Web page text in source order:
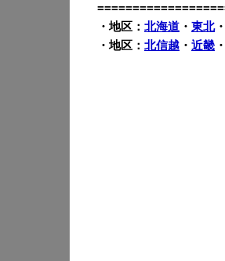
・地区： 北海道 ・ 東北・
・地区： 北信越 ・ 近畿 ・